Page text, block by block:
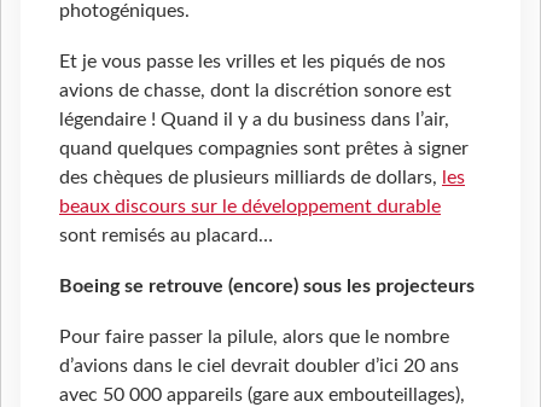
photogéniques.
Et je vous passe les vrilles et les piqués de nos
avions de chasse, dont la discrétion sonore est
légendaire ! Quand il y a du business dans l’air,
quand quelques compagnies sont prêtes à signer
des chèques de plusieurs milliards de dollars, les
beaux discours sur le développement durable
sont remisés au placard…
Boeing se retrouve (encore) sous les projecteurs
Pour faire passer la pilule, alors que le nombre
d’avions dans le ciel devrait doubler d’ici 20 ans
avec 50 000 appareils (gare aux embouteillages),